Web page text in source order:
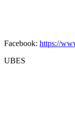
Facebook: https://
UBES